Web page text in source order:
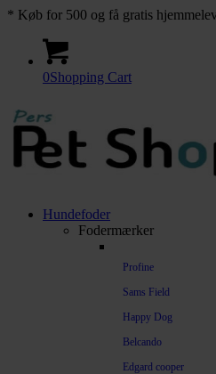
* Køb for 500 og få gratis
0Shopping Cart
Hundefoder
Fodermærker
Profine
Sams Field
Happy Dog
Belcando
Edgard cooper